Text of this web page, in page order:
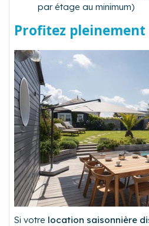
par étage au minimum)
Profitez
Si votre location saisonnière